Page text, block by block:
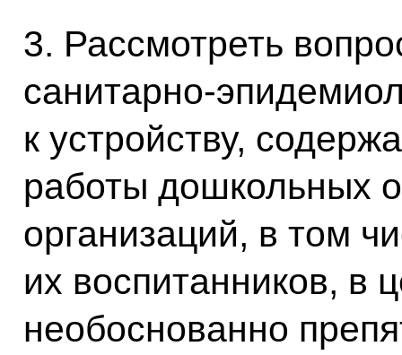
3. Рассмотреть
санитарно-
к устройству,
работы дошкольных
организаций, в том
их воспитанников, в
необоснованно